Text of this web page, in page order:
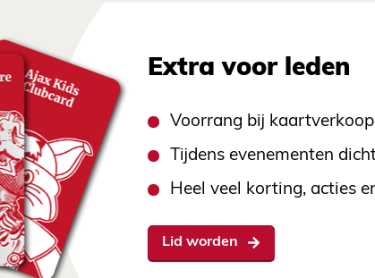
Extra voor leden
Voorrang bij kaartverkoop
Tijdens evenementen
Heel veel korting, acties
Lid worden